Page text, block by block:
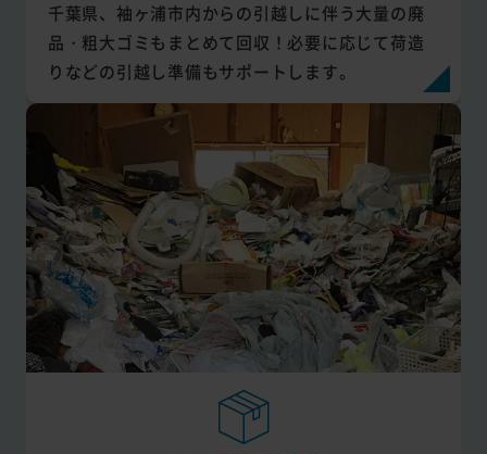
千葉県、袖ヶ浦市内からの引越しに伴う大量の廃
品・粗大ゴミもまとめて回収！必要に応じて荷造
りなどの引越し準備もサポートします。